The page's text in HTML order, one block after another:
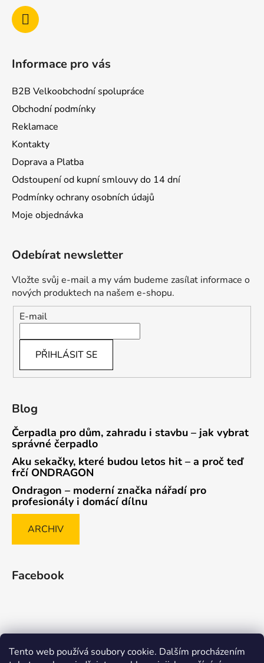
Tento web používá soubory cookie. Dalším procházením
Informace pro vás
B2B Velkoobchodní spolupráce
Obchodní podmínky
Reklamace
Kontakty
Doprava a Platba
Odstoupení od kupní smlouvy do 14 dní
Podmínky ochrany osobních údajů
Moje objednávka
Odebírat newsletter
Vložte svůj e-mail a my vám budeme zasílat informace o
nových produktech na našem e-shopu.
E-mail
PŘIHLÁSIT SE
Blog
Čerpadla pro dům, zahradu i stavbu – jak vybrat
správné čerpadlo
Aku sekačky, které budou letos hit – a proč teď
frčí ONDRAGON
Ondragon – moderní značka nářadí pro
profesionály i domácí dílnu
ARCHIV
Facebook
Způsob ověřování recenzí